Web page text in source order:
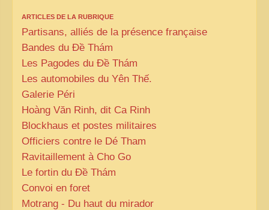
ARTICLES DE LA RUBRIQUE
Partisans, alliés de la présence française
Bandes du Đề Thám
Les Pagodes du Đề Thám
Les automobiles du Yên Thế.
Galerie Péri
Hoàng Văn Rinh, dit Ca Rinh
Blockhaus et postes militaires
Officiers contre le Dé Tham
Ravitaillement à Cho Go
Le fortin du Đề Thám
Convoi en foret
Motrang - Du haut du mirador